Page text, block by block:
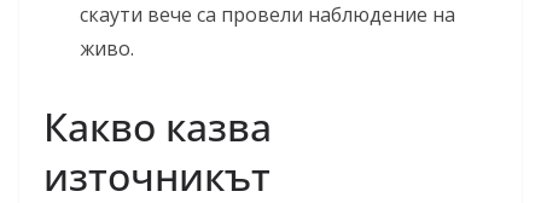
скаути вече са провели наблюдение на
живо.
Какво казва
източникът